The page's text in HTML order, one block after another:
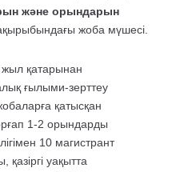
және орындарын
жоба мүшесі.
жыл қатарынан
ғылыми-зерттеу
қатысқан
1-2 орындарды
10 магистрант
уақытта